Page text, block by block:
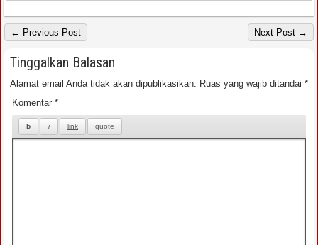
← Previous Post Next Post →
Tinggalkan Balasan
Alamat email Anda tidak akan dipublikasikan. Ruas yang wajib ditandai *
Komentar *